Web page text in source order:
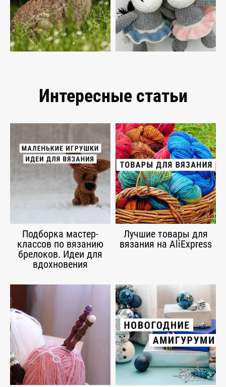
Интересные статьи
Подборка мастер-
классов по вязанию
брелоков. Идеи для
вдохновения
Лучшие товары для
вязания на AliExpress